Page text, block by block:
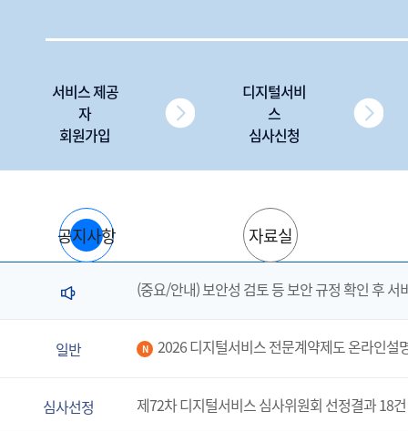
서비스 제공
자
회원가입
디지털서비
스
심사신청
공지사항 자료실
(중요/안내) 보안성 검토 등 보안 규정 확인 후 서
일반 N 2026 디지털서비스 전문계약제도 온라인설
심사선정 제72차 디지털서비스 심사위원회 선정결과 18건